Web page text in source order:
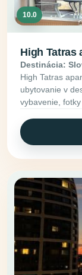
10.0
High Tatras
Destinácia:
High Tatras
ubytovanie v
vybavenie,